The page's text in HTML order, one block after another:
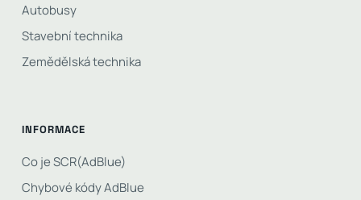
Autobusy
Stavební technika
Zemědělská technika
INFORMACE
Co je SCR(AdBlue)
Chybové kódy AdBlue